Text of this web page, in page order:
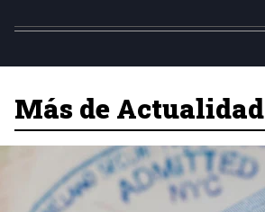
Más de Actualidad